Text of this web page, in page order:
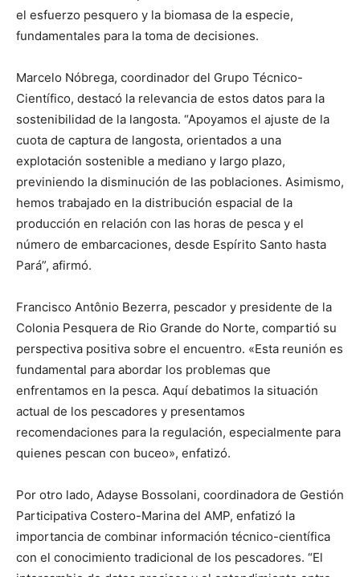
el esfuerzo pesquero y la biomasa de la especie,
fundamentales para la toma de decisiones.
Marcelo Nóbrega, coordinador del Grupo Técnico-
Científico, destacó la relevancia de estos datos para la
sostenibilidad de la langosta. “Apoyamos el ajuste de la
cuota de captura de langosta, orientados a una
explotación sostenible a mediano y largo plazo,
previniendo la disminución de las poblaciones. Asimismo,
hemos trabajado en la distribución espacial de la
producción en relación con las horas de pesca y el
número de embarcaciones, desde Espírito Santo hasta
Pará”, afirmó.
Francisco Antônio Bezerra, pescador y presidente de la
Colonia Pesquera de Rio Grande do Norte, compartió su
perspectiva positiva sobre el encuentro. «Esta reunión es
fundamental para abordar los problemas que
enfrentamos en la pesca. Aquí debatimos la situación
actual de los pescadores y presentamos
recomendaciones para la regulación, especialmente para
quienes pescan con buceo», enfatizó.
Por otro lado, Adayse Bossolani, coordinadora de Gestión
Participativa Costero-Marina del AMP, enfatizó la
importancia de combinar información técnico-científica
con el conocimiento tradicional de los pescadores. “El